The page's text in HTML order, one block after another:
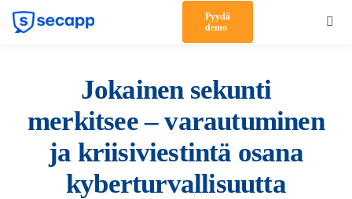
Skip
Pyydä
demo
Asiakkaat
Hinnoittelu
Jokainen sekunti
merkitsee – varautuminen
ja kriisiviestintä osana
kyberturvallisuutta